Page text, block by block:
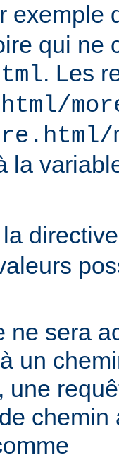
exemple
qui ne
. Les
la
la
ne sera
un
une
chemin